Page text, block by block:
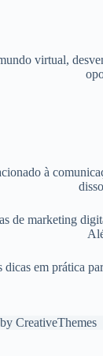
virtual,
à
de marketing
dicas em prática
CreativeThemes